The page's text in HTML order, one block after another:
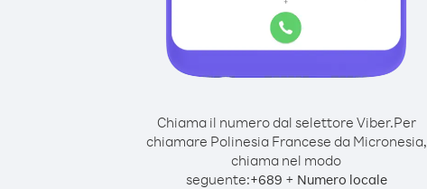
Chiama il numero dal selettore Viber.Per
chiamare Polinesia Francese da Micronesia,
chiama nel modo
seguente:+689 + Numero locale